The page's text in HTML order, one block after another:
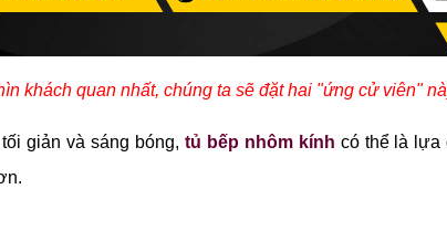
khách quan nhất, chúng ta sẽ đặt hai "ứng cử viên"
giản và sáng bóng, tủ bếp nhôm kính có thể là lựa